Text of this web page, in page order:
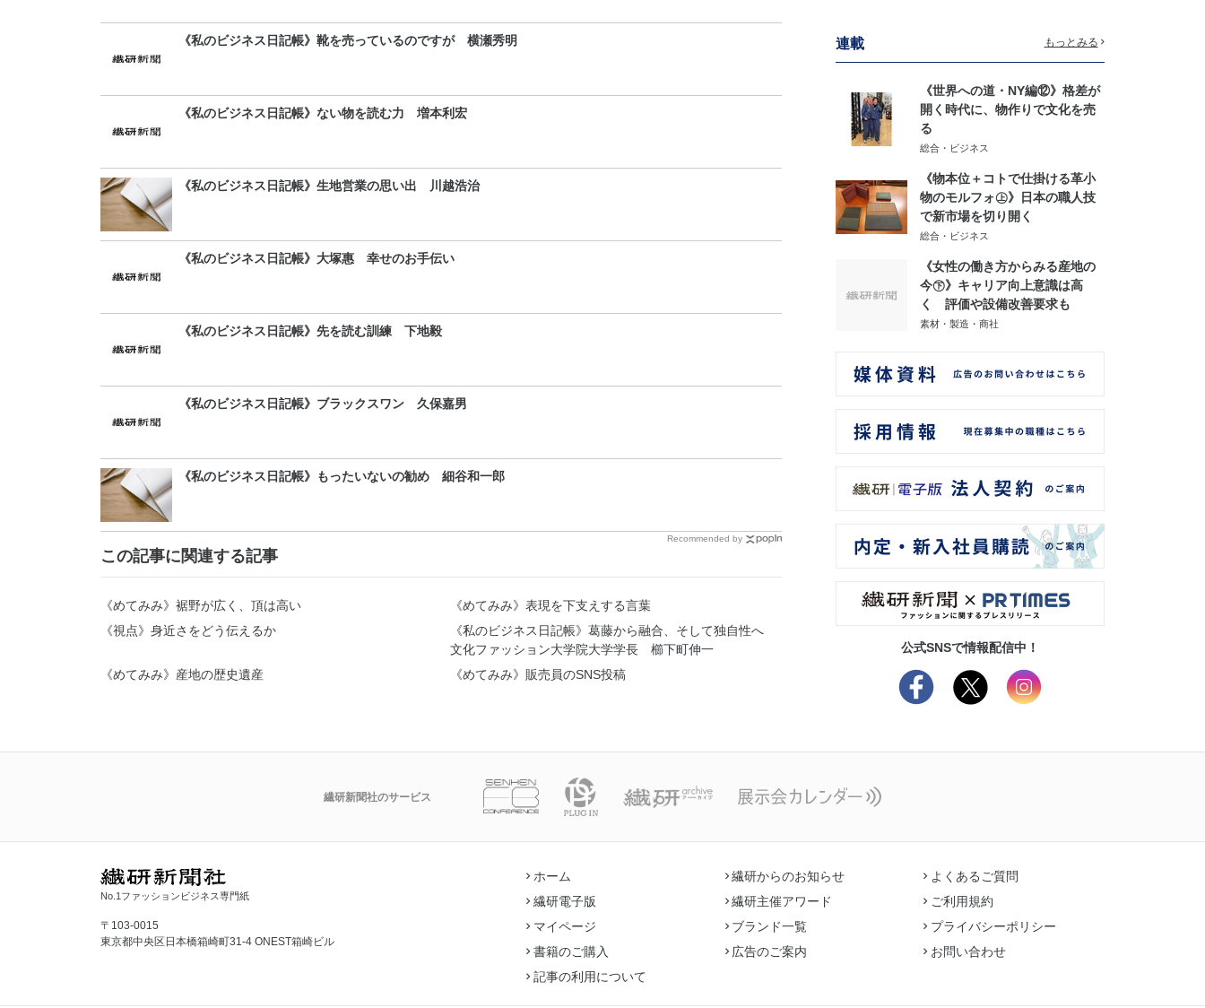
《私のビジネス日記帳》靴を売っているのですが 横瀬秀明
《私のビジネス日記帳》ない物を読む力 増本利宏
《私のビジネス日記帳》生地営業の思い出 川越浩治
《私のビジネス日記帳》大塚惠 幸せのお手伝い
《私のビジネス日記帳》先を読む訓練 下地毅
《私のビジネス日記帳》ブラックスワン 久保嘉男
《私のビジネス日記帳》もったいないの勧め 細谷和一郎
Recommended by
この記事に関連する記事
《めてみみ》裾野が広く、頂は高い
《めてみみ》表現を下支えする言葉
《視点》身近さをどう伝えるか
《私のビジネス日記帳》葛藤から融合、そして独自性へ
文化ファッション大学院大学学長 櫛下町伸一
《めてみみ》産地の歴史遺産
《めてみみ》販売員のSNS投稿
連載 もっとみる
《世界への道・NY編⑫》格差が
開く時代に、物作りで文化を売
る
総合・ビジネス
《物本位＋コトで仕掛ける革小
物のモルフォ㊤》日本の職人技
で新市場を切り開く
総合・ビジネス
《女性の働き方からみる産地の
今㊦》キャリア向上意識は高
く 評価や設備改善要求も
素材・製造・商社
公式SNSで情報配信中！
繊研新聞社のサービス
No.1ファッションビジネス専門紙
〒103-0015
東京都中央区日本橋箱崎町31-4 ONEST箱崎ビル
ホーム
繊研電子版
マイページ
書籍のご購入
記事の利用について
繊研からのお知らせ
繊研主催アワード
ブランド一覧
広告のご案内
よくあるご質問
ご利用規約
プライバシーポリシー
お問い合わせ